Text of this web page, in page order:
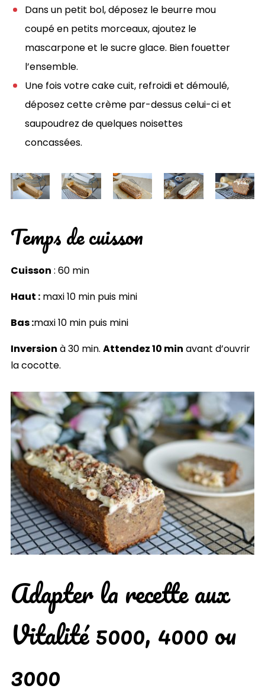
Dans un petit bol, déposez le beurre mou
coupé en petits morceaux, ajoutez le
mascarpone et le sucre glace. Bien fouetter
l’ensemble.
Une fois votre cake cuit, refroidi et démoulé,
déposez cette crème par-dessus celui-ci et
saupoudrez de quelques noisettes
concassées.
Temps de cuisson
Cuisson : 60 min
Haut :maxi 10 min puis mini
Bas :maxi 10 min puis mini
Inversion à 30 min. Attendez 10 min avant d’ouvrir
la cocotte.
Adapter la recette aux
Vitalité 5000, 4000 ou
3000